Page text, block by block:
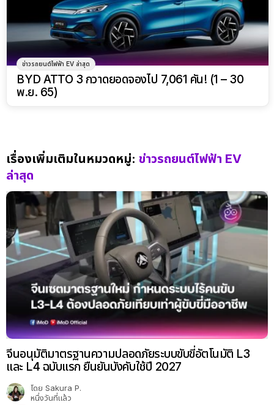
ข่าวรถยนต์ไฟฟ้า EV ล่าสุด
BYD ATTO 3 กวาดยอดจองไป 7,061 คัน! (1 – 30
พ.ย. 65)
เรื่องเพิ่มเติมในหมวดหมู่: ข่าวรถยนต์ไฟฟ้า EV
ล่าสุด
จีนอนุมัติมาตรฐานความปลอดภัยระบบขับขี่อัตโนมัติ L3
และ L4 ฉบับแรก ยืนยันบังคับใช้ปี 2027
โดย Sakura P.
หนึ่งวันที่แล้ว